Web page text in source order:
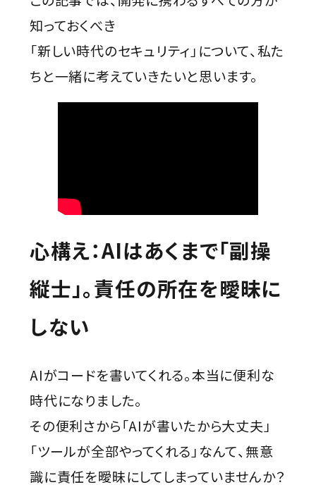
知っておくべき
「新しい時代のセキュリティ」について、私た
ちと一緒に考えていきたいと思います。
心構え：AIはあくまで「副操
縦士」。責任の所在を曖昧に
しない
AIがコードを書いてくれる。本当に便利な
時代になりました。
その便利さから「AIが書いたから大丈夫」
「ツールが全部やってくれる」なんて、無意
識に責任を曖昧にしてしまっていませんか？